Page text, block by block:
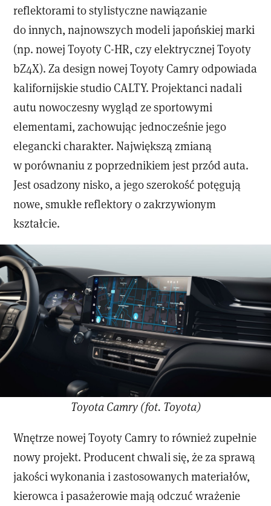
reflektorami to stylistyczne nawiązanie
do innych, najnowszych modeli japońskiej marki
(np. nowej Toyoty C-HR, czy elektrycznej Toyoty
bZ4X). Za design nowej Toyoty Camry odpowiada
kalifornijskie studio CALTY. Projektanci nadali
autu nowoczesny wygląd ze sportowymi
elementami, zachowując jednocześnie jego
elegancki charakter. Największą zmianą
w porównaniu z poprzednikiem jest przód auta.
Jest osadzony nisko, a jego szerokość potęgują
nowe, smukłe reflektory o zakrzywionym
kształcie.
Toyota Camry (fot. Toyota)
Wnętrze nowej Toyoty Camry to również zupełnie
nowy projekt. Producent chwali się, że za sprawą
jakości wykonania i zastosowanych materiałów,
kierowca i pasażerowie mają odczuć wrażenie